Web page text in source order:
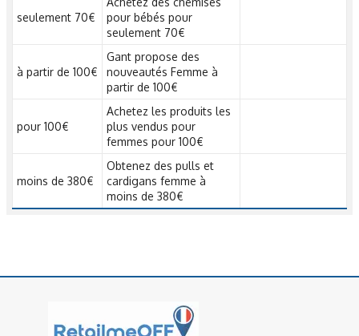
seulement 70€
pour bébés pour
seulement 70€
à partir de 100€
Gant propose des
nouveautés Femme à
partir de 100€
pour 100€
Achetez les produits les
plus vendus pour
femmes pour 100€
moins de 380€
Obtenez des pulls et
cardigans femme à
moins de 380€